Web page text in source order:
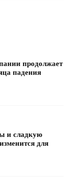
продолжает
падения
и сладкую
для